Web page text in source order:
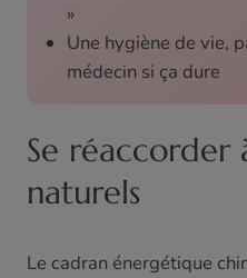
»
Une hygiène de vie,
médecin si ça dure
Se réaccorder
naturels
Le cadran énergétique